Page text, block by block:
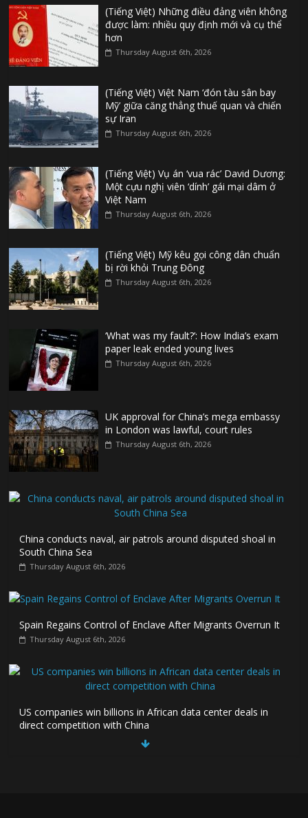
(Tiếng Việt) Những điều đảng viên không
được làm: nhiều quy định mới và cụ thể
hơn
Thursday August 6th, 2026
(Tiếng Việt) Việt Nam ‘đón tàu sân bay
Mỹ’ giữa căng thẳng thuế quan và chiến
sự Iran
Thursday August 6th, 2026
(Tiếng Việt) Vụ án ‘vua rác’ David Dương:
Một cựu nghị viên ‘dính’ gái mại dâm ở
Việt Nam
Thursday August 6th, 2026
(Tiếng Việt) Mỹ kêu gọi công dân chuẩn
bị rời khỏi Trung Đông
Thursday August 6th, 2026
‘What was my fault?’: How India’s exam
paper leak ended young lives
Thursday August 6th, 2026
UK approval for China’s mega embassy
in London was lawful, court rules
Thursday August 6th, 2026
China conducts naval, air patrols around disputed shoal in
South China Sea
Thursday August 6th, 2026
Spain Regains Control of Enclave After Migrants Overrun It
Thursday August 6th, 2026
US companies win billions in African data center deals in
direct competition with China